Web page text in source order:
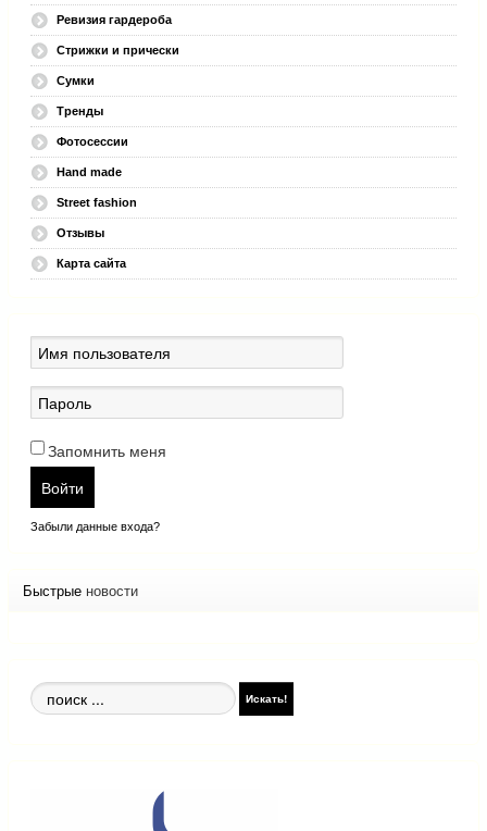
Ревизия гардероба
Стрижки и прически
Сумки
Тренды
Фотосессии
Hand made
Street fashion
Отзывы
Карта сайта
Запомнить меня
Войти
Забыли данные входа?
Быстрые новости
Поиск
по
Искать!